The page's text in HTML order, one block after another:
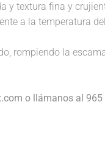
y textura fina y
a la temperatura
rompiendo la
o llámanos al